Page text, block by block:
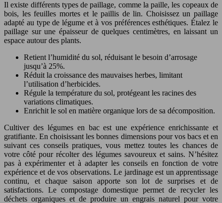
Il existe différents types de paillage, comme la paille, les copeaux de
bois, les feuilles mortes et le paillis de lin. Choisissez un paillage
adapté au type de légume et à vos préférences esthétiques. Étalez le
paillage sur une épaisseur de quelques centimètres, en laissant un
espace autour des plants.
Retient l’humidité du sol, réduisant le besoin d’arrosage
jusqu’à 25%.
Réduit la croissance des mauvaises herbes, limitant
l’utilisation d’herbicides.
Régule la température du sol, protégeant les racines des
variations climatiques.
Enrichit le sol en matière organique lors de sa décomposition.
Cultiver des légumes en bac est une expérience enrichissante et
gratifiante. En choisissant les bonnes dimensions pour vos bacs et en
suivant ces conseils pratiques, vous mettez toutes les chances de
votre côté pour récolter des légumes savoureux et sains. N’hésitez
pas à expérimenter et à adapter les conseils en fonction de votre
expérience et de vos observations. Le jardinage est un apprentissage
continu, et chaque saison apporte son lot de surprises et de
satisfactions. Le compostage domestique permet de recycler les
déchets organiques et de produire un engrais naturel pour votre